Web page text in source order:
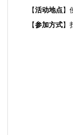
【活动地点】
【参加方式】